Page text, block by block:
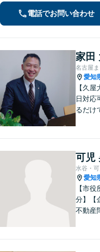
電話でお問い合わせ
家田
名古屋
愛知
【久
日対応
るだけ
います
護士】
交通事
ブルに
可児
水谷・
愛知
【市
分】【
不動産